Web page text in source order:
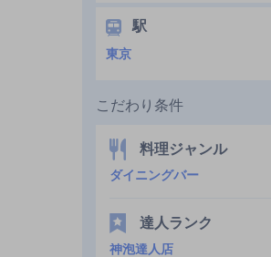
駅
東京
こだわり条件
料理ジャンル
ダイニングバー
達人ランク
神泡達人店